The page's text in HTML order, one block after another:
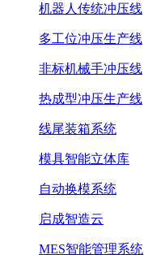
机器人传统冲压线
多工位冲压生产线
非标机械手冲压线
热成型冲压生产线
线尾装箱系统
模具智能立体库
自动换模系统
启成智造云
MES智能管理系统